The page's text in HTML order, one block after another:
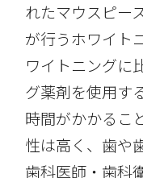
れたマウスピー
が行うホワイト
ワイトニングに
グ薬剤を使用す
時間がかかるこ
性は高く、歯や
歯科医師・歯科